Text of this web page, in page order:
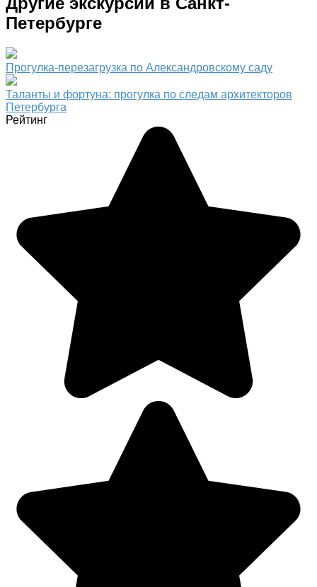
Петербурге
Прогулка-перезагрузка по Александровскому саду
Таланты и фортуна: прогулка по следам архитекторов
Петербурга
Рейтинг